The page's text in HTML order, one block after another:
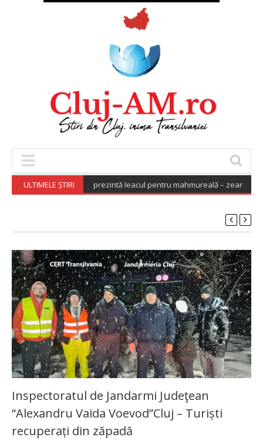
ULTIMELE ȘTIRI
la UNTOLD, Boc prezintă leacul pentru mahmureală – zeamă de
Inspectoratul de Jandarmi Judeţean
“Alexandru Vaida Voevod”Cluj – Turiști
recuperați din zăpadă